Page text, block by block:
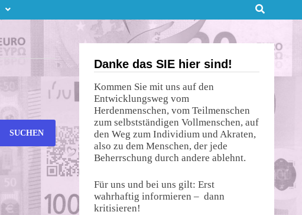
Danke das SIE hier sind!
Kommen Sie mit uns auf den
Entwicklungsweg vom
Herdenmenschen, vom Teilmenschen
zum selbstständigen Vollmenschen, auf
den Weg zum Individium und Akraten,
also zu dem Menschen, der jede
Beherrschung durch andere ablehnt.
Für uns und bei uns gilt: Erst
wahrhaftig informieren – dann
kritisieren!